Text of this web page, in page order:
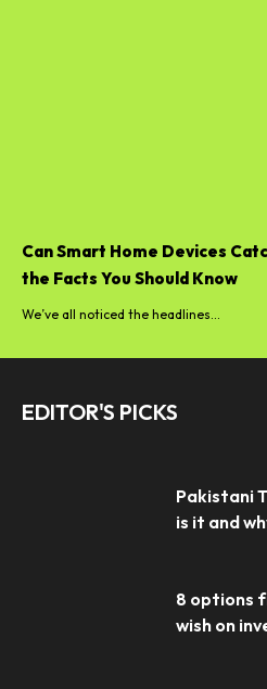
Can Smart Home Devices
the Facts You Should Know
We’ve all noticed the headlines...
EDITOR'S PICKS
Pakistani
is it and
8 options
wish on